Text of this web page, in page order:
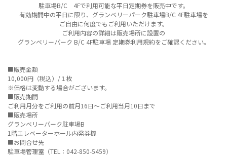
駐車場B/C 4Fで利用可能な平日定期券を販売中です。
有効期間中の平日に限り、グランベリーパーク駐車場B/C 4F駐車場を
ご自由に何度でもご利用いただけます。
ご利用内容の詳細は販売場所に設置の
グランベリーパーク B/C 4F駐車場 定期券利用規約をご確認ください。
■販売金額
10,000円（税込）/１枚
※価格は変動する場合がございます。
■販売期間
ご利用月分をご利用の前月16日～ご利用当月10日まで
■販売場所
グランベリーパーク駐車場B
1階エレベーターホール内発券機
■お問合せ先
駐車場管理室（TEL：042-850-5459）